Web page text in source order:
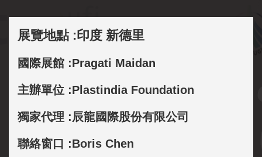
展覽地點 :印度 新德里
國際展館 :Pragati Maidan
主辦單位 :Plastindia Foundation
獨家代理 :辰龍國際股份有限公司
聯絡窗口 :Boris Chen